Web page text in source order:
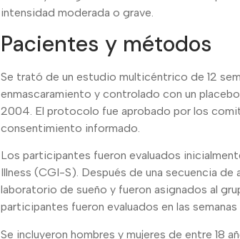
intensidad moderada o grave.
Pacientes y métodos
Se trató de un estudio multicéntrico de 12
enmascaramiento y controlado con un
2004. El protocolo fue aprobado por los
consentimiento informado.
Los participantes fueron evaluados
Illness (CGI-S). Después de una secuencia
laboratorio de sueño y fueron asignados al
participantes fueron evaluados en las
Se incluyeron hombres y mujeres de entre 18